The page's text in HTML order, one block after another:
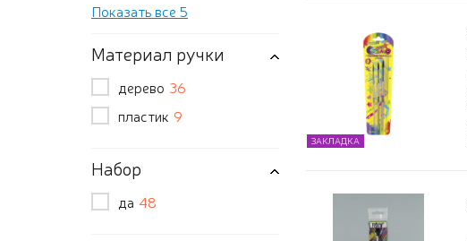
Показать все 5
Материал ручки
дерево 36
пластик 9
Набор
да 48
ЗАКЛАДКА